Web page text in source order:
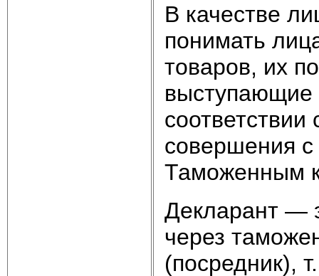
В качестве
понимать
товаров, их
выступающие
совершения
Таможенным
Декларант —
через
(посредник),